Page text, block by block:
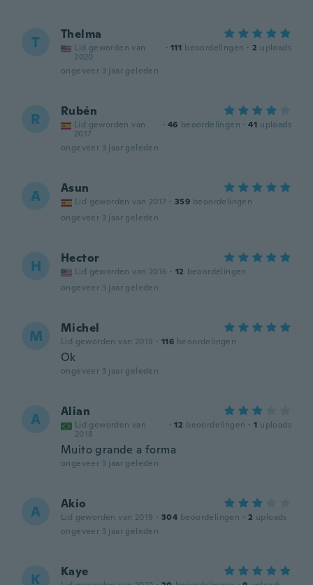
T Thelma
Lid geworden van
2020
· 111 beoordelingen · 2 uploads
ongeveer 3 jaar geleden
R Rubén
Lid geworden van
2017
· 46 beoordelingen · 41 uploads
ongeveer 3 jaar geleden
A Asun
Lid geworden van 2017 · 359 beoordelingen
ongeveer 3 jaar geleden
H Hector
Lid geworden van 2016 · 12 beoordelingen
ongeveer 3 jaar geleden
M Michel
Lid geworden van 2018 · 116 beoordelingen
Ok
ongeveer 3 jaar geleden
A Alian
Lid geworden van
2018
· 12 beoordelingen · 1 uploads
Muito grande a forma
ongeveer 3 jaar geleden
A Akio
Lid geworden van 2019 · 304 beoordelingen · 2 uploads
ongeveer 3 jaar geleden
K Kaye